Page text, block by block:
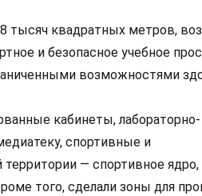
тысяч квадратных метров,
и безопасное учебное
возможностями
кабинеты, лабораторно-
спортивные и
— спортивное
того, сделали зоны для